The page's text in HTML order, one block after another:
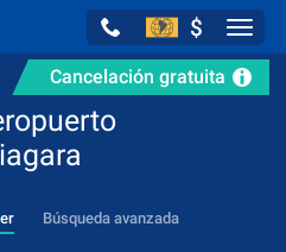
$
Cancelación gratuita
Búsqueda avanzada